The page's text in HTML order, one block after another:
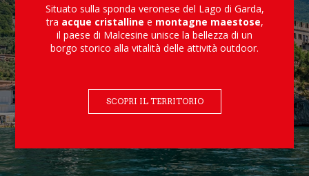
Situato sulla sponda veronese del Lago di Garda,
tra acque cristalline e montagne maestose,
il paese di Malcesine unisce la bellezza di un
borgo storico alla vitalità delle attività outdoor.
SCOPRI IL TERRITORIO